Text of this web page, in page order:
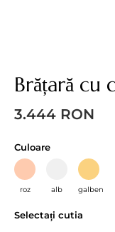
Brățară cu
3.444 RON
Culoare
roz alb galben
Selectați cutia